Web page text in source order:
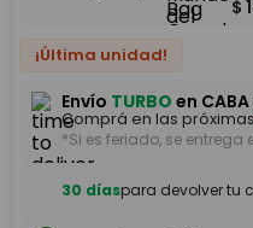
$
¡Última unidad!
Envío TURBO en
Comprá en las
*Si es feriado, se
30 díaspara devolver tu